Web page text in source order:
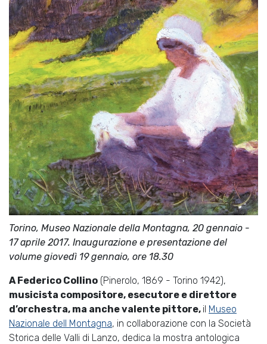
Torino, Museo Nazionale della Montagna, 20 gennaio -
17 aprile 2017. Inaugurazione e presentazione del
volume giovedì 19 gennaio, ore 18.30
A Federico Collino (Pinerolo, 1869 - Torino 1942),
musicista compositore, esecutore e direttore
d’orchestra, ma anche valente pittore, il Museo
Nazionale dell Montagna, in collaborazione con la Società
Storica delle Valli di Lanzo, dedica la mostra antologica